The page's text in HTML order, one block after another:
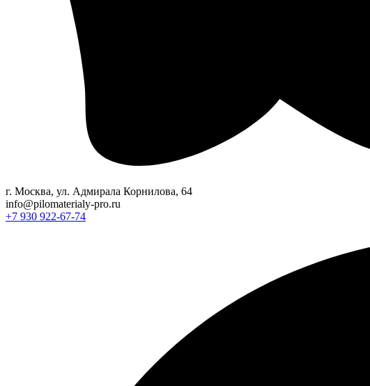
г. Москва, ул. Адмирала Корнилова, 64
info@pilomaterialy-pro.ru
+7 930 922-67-74